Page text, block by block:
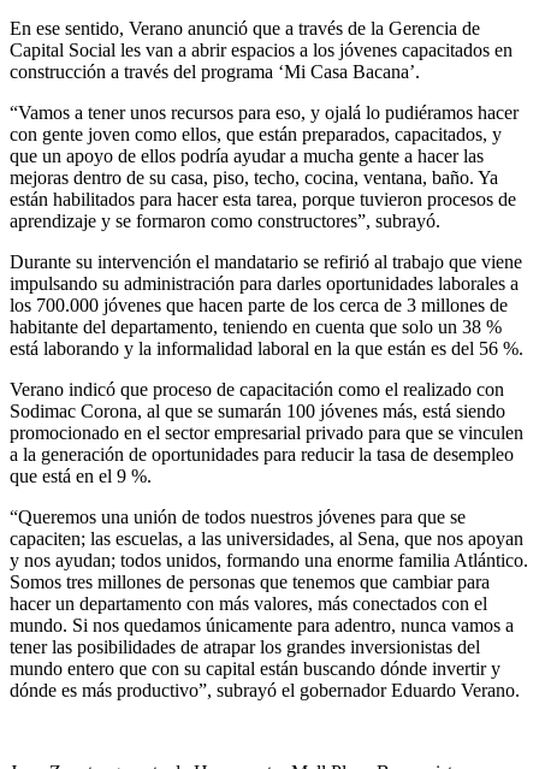
En ese sentido, Verano anunció que a través de la Gerencia de
Capital Social les van a abrir espacios a los jóvenes capacitados en
construcción a través del programa ‘Mi Casa Bacana’.
“Vamos a tener unos recursos para eso, y ojalá lo pudiéramos hacer
con gente joven como ellos, que están preparados, capacitados, y
que un apoyo de ellos podría ayudar a mucha gente a hacer las
mejoras dentro de su casa, piso, techo, cocina, ventana, baño. Ya
están habilitados para hacer esta tarea, porque tuvieron procesos de
aprendizaje y se formaron como constructores”, subrayó.
Durante su intervención el mandatario se refirió al trabajo que viene
impulsando su administración para darles oportunidades laborales a
los 700.000 jóvenes que hacen parte de los cerca de 3 millones de
habitante del departamento, teniendo en cuenta que solo un 38 %
está laborando y la informalidad laboral en la que están es del 56 %.
Verano indicó que proceso de capacitación como el realizado con
Sodimac Corona, al que se sumarán 100 jóvenes más, está siendo
promocionado en el sector empresarial privado para que se vinculen
a la generación de oportunidades para reducir la tasa de desempleo
que está en el 9 %.
“Queremos una unión de todos nuestros jóvenes para que se
capaciten; las escuelas, a las universidades, al Sena, que nos apoyan
y nos ayudan; todos unidos, formando una enorme familia Atlántico.
Somos tres millones de personas que tenemos que cambiar para
hacer un departamento con más valores, más conectados con el
mundo. Si nos quedamos únicamente para adentro, nunca vamos a
tener las posibilidades de atrapar los grandes inversionistas del
mundo entero que con su capital están buscando dónde invertir y
dónde es más productivo”, subrayó el gobernador Eduardo Verano.